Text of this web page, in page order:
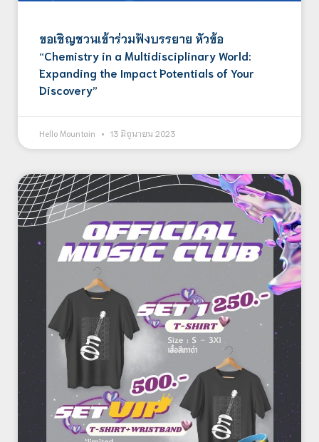
ขอเชิญชวนเข้าร่วมฟังบรรยาย หัวข้อ
“Chemistry in a Multidisciplinary World:
Expanding the Impact Potentials of Your
Discovery”
Hello Mountain 13 มิถุนายน 2023